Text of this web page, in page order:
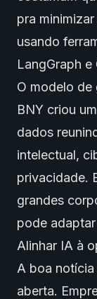
pra
usando
LangGraph
O modelo de
BNY criou
dados
intelectual,
privacidade.
grandes
pode
Alinhar IA à
A boa notícia
aberta.